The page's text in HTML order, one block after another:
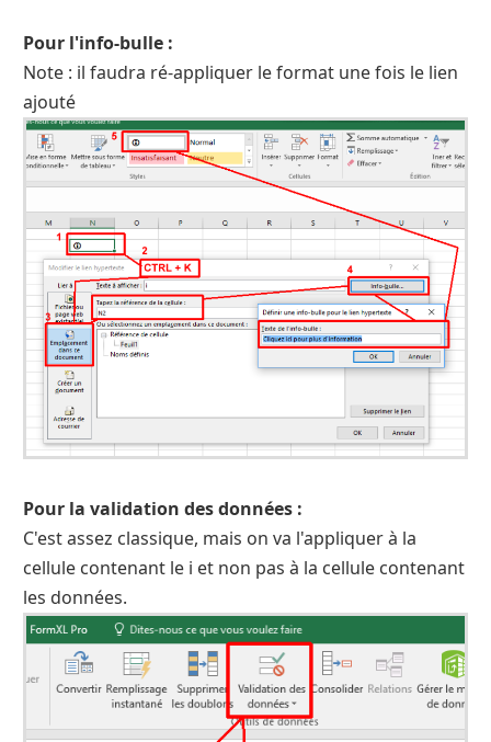
Pour l'info-bulle :
Note : il faudra ré-appliquer le format une fois le lien
ajouté
Pour la validation des données :
C'est assez classique, mais on va l'appliquer à la
cellule contenant le i et non pas à la cellule contenant
les données.